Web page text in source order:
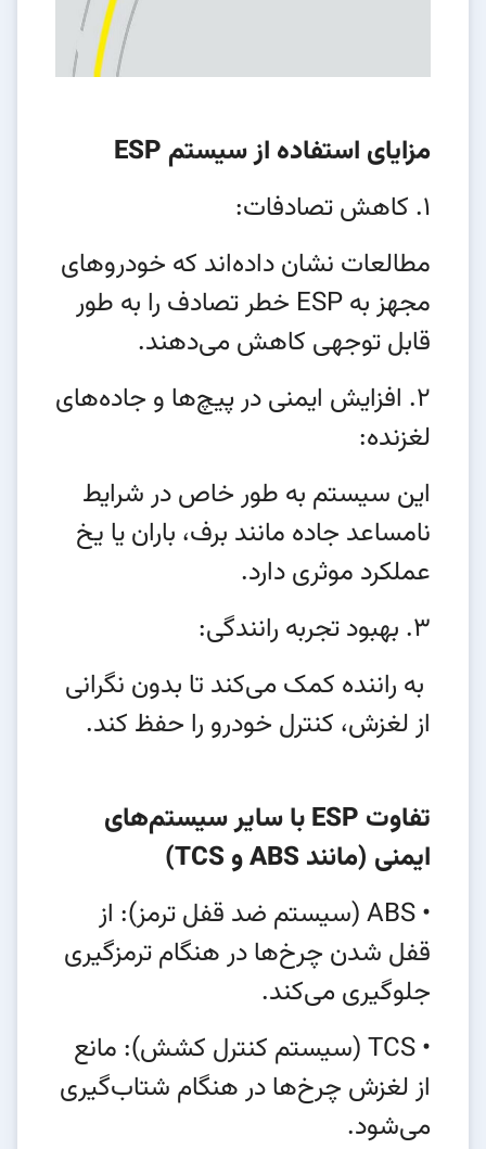
مزایای استفاده از سیستم ESP
1. کاهش تصادفات:
مطالعات نشان داده‌اند که خودروهای
مجهز به ESP خطر تصادف را به طور
قابل توجهی کاهش می‌دهند.
2. افزایش ایمنی در پیچ‌ها و جاده‌های
لغزنده:
این سیستم به طور خاص در شرایط
نامساعد جاده مانند برف، باران یا یخ
عملکرد موثری دارد.
3. بهبود تجربه رانندگی:
به راننده کمک می‌کند تا بدون نگرانی
از لغزش، کنترل خودرو را حفظ کند.
تفاوت ESP با سایر سیستم‌های
ایمنی (مانند ABS و TCS)
• ABS (سیستم ضد قفل ترمز): از
قفل شدن چرخ‌ها در هنگام ترمزگیری
جلوگیری می‌کند.
• TCS (سیستم کنترل کشش): مانع
از لغزش چرخ‌ها در هنگام شتاب‌گیری
می‌شود.